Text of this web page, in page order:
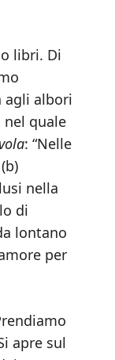
libri. Di
agli albori
nel quale
: “Nelle
nella
di
lontano
per
apre sul